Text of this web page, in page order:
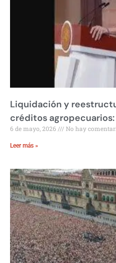
Liquidación y
créditos
6 de mayo, 2026 No hay
Leer más »